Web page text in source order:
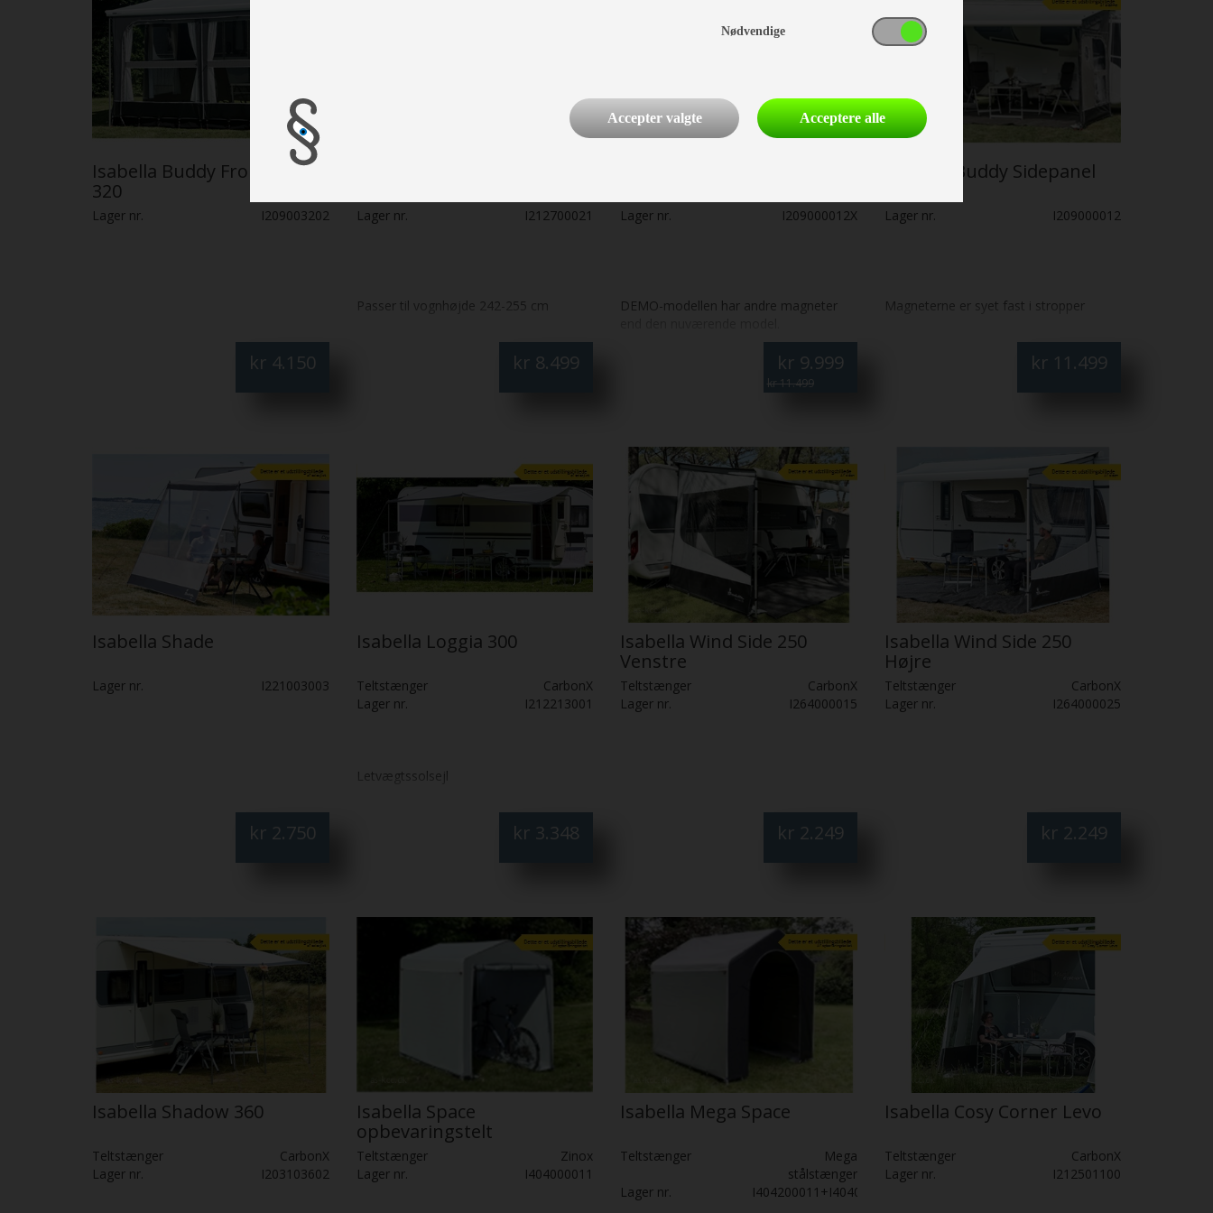
Isabella Buddy Front Panel
320
Lager nr. I209003202
kr 4.150
Lager nr. I212700021
Passer til vognhøjde 242-255 cm
kr 8.499
Lager nr. I209000012X
DEMO-modellen har andre magneter
kr 9.999
kr 11.499
Isabella Buddy Sidepanel
Lager nr. I209000012
Magneterne er syet fast i stropper
kr 11.499
Isabella Shade
Lager nr. I221003003
kr 2.750
Isabella Loggia 300
Teltstænger
CarbonX
Lager nr.
I212213001
Letvægtssolsejl
kr 3.348
Isabella Wind Side 250
Venstre
Teltstænger
CarbonX
Lager nr.
I264000015
kr 2.249
Isabella Wind Side 250
Højre
Teltstænger
CarbonX
Lager nr.
I264000025
kr 2.249
Isabella Shadow 360
Teltstænger
CarbonX
Lager nr.
I203103602
Isabella Space
opbevaringstelt
Teltstænger
Zinox
Lager nr.
I404000011
Isabella Mega Space
Teltstænger
Mega
stålstænger
Lager nr.
I404200011+I404000025
Isabella Cosy Corner Levo
Teltstænger
CarbonX
Lager nr.
I212501100
Nødvendige
Accepter valgte Acceptere alle